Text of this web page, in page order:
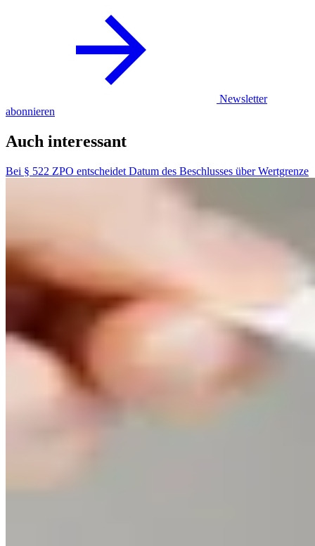
Newsletter
abonnieren
Auch interessant
Bei § 522 ZPO entscheidet Datum des Beschlusses über Wertgrenze